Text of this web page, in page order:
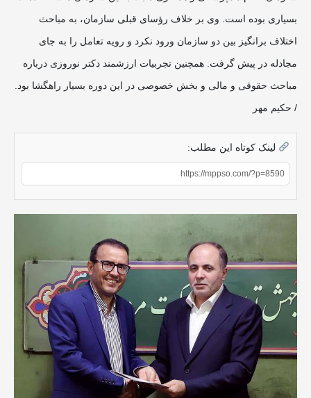
بسیاری بوده است. وی بر خلاف رؤسای قبلی سازمان، به مباحث
اختلاف برانگیز بین دو سازمان ورود نکرد و رویه تعامل را به جای
مجادله در پیش گرفت. همچنین تجربیات ارزشمند دکتر نوروزی درباره
مباحث حقوقی و مالی و بخش خصوصی در این دوره بسیار راهگشا بود.
/ حکیم مهر
لینک کوتاه این مطلب: